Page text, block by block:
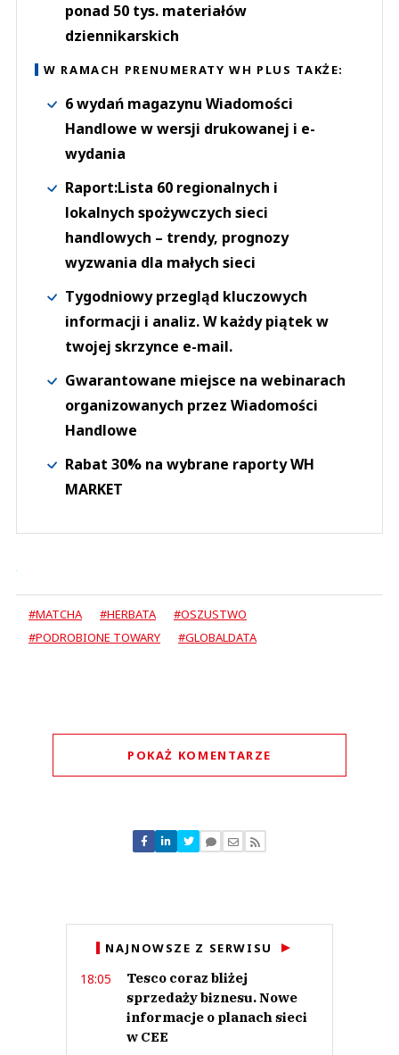
ponad 50 tys. materiałów
dziennikarskich
W RAMACH PRENUMERATY WH PLUS TAKŻE:
6 wydań magazynu Wiadomości
Handlowe w wersji drukowanej i e-
wydania
Raport:Lista 60 regionalnych i
lokalnych spożywczych sieci
handlowych – trendy, prognozy
wyzwania dla małych sieci
Tygodniowy przegląd kluczowych
informacji i analiz. W każdy piątek w
twojej skrzynce e-mail.
Gwarantowane miejsce na webinarach
organizowanych przez Wiadomości
Handlowe
Rabat 30% na wybrane raporty WH
MARKET
#MATCHA #HERBATA
#OSZUSTWO
#PODROBIONE TOWARY
#GLOBALDATA
POKAŻ KOMENTARZE
Nie znaleziono komentarzy
Zostaw swoje komentarze
NAJNOWSZE Z SERWISU
18:05
Tesco coraz bliżej
sprzedaży biznesu. Nowe
informacje o planach sieci
w CEE